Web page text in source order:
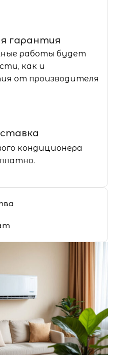
гарантия
работы будет
как и
от производителя
кондиционера